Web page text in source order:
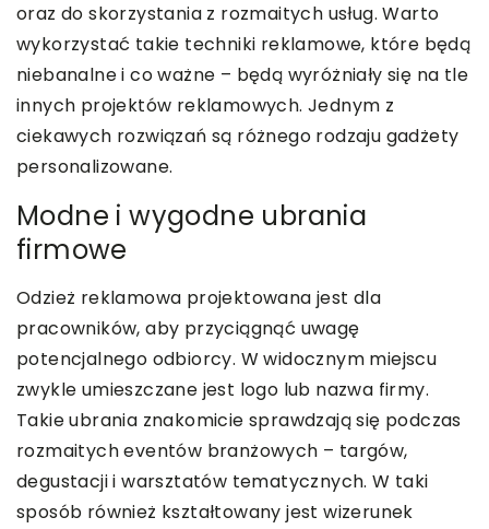
oraz do skorzystania z rozmaitych usług. Warto
wykorzystać takie techniki reklamowe, które będą
niebanalne i co ważne – będą wyróżniały się na tle
innych projektów reklamowych. Jednym z
ciekawych rozwiązań są różnego rodzaju gadżety
personalizowane.
Modne i wygodne ubrania
firmowe
Odzież reklamowa projektowana jest dla
pracowników, aby przyciągnąć uwagę
potencjalnego odbiorcy. W widocznym miejscu
zwykle umieszczane jest logo lub nazwa firmy.
Takie ubrania znakomicie sprawdzają się podczas
rozmaitych eventów branżowych – targów,
degustacji i warsztatów tematycznych. W taki
sposób również kształtowany jest wizerunek